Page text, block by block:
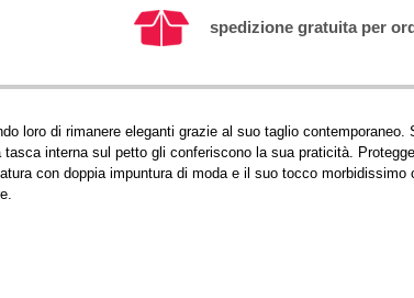
spedizione gratuita per
loro di rimanere eleganti grazie al suo taglio contemporaneo.
interna sul petto gli conferiscono la sua praticità.
con doppia impuntura di moda e il suo tocco morbidissimo